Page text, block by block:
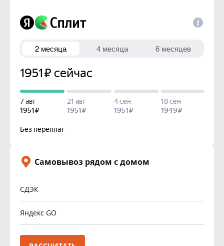
Самовывоз рядом с домом
СДЭК
Яндекс GO